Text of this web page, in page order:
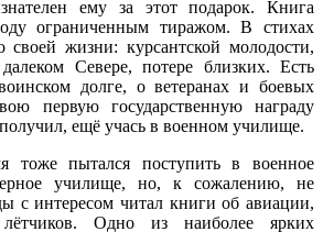
ему за этот подарок. Книга
ограниченным тиражом. В стихах
своей жизни: курсантской молодости,
Севере, потере близких. Есть
долге, о ветеранах и боевых
первую государственную награду
ещё учась в военном училище.
тоже пытался поступить в военное
училище, но, к сожалению, не
с интересом читал книги об авиации,
Одно из наиболее ярких